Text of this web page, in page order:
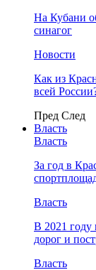
На Кубани
синагог
Новости
Как из
всей
Пред След
Власть
Власть
За год в
Власть
В 2021 году
дорог и
Власть